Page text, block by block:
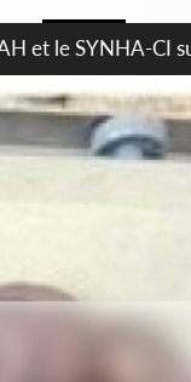
plus apaisé